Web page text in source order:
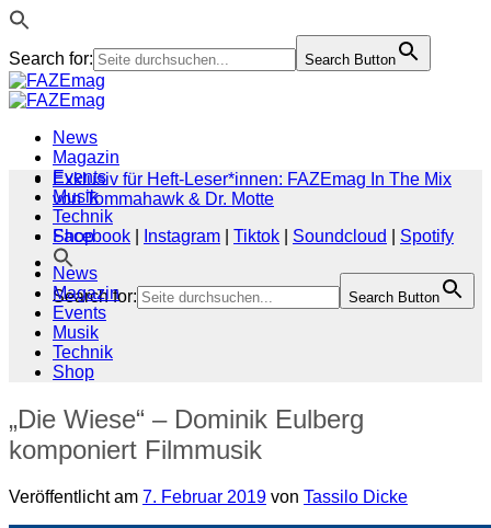
Search for: Search Button
Zum
Inhalt
News
Magazin
Events
Musik
Technik
Shop
Search for: Search Button
Exklusiv für Heft-Leser*innen: FAZEmag In The Mix
von Tommahawk & Dr. Motte
Facebook
Instagram Tiktok Soundcloud
Spotify
News
Magazin
Events
Musik
Technik
Shop
„Die Wiese“ – Dominik Eulberg
komponiert Filmmusik
Veröffentlicht am 7. Februar 2019 von Tassilo Dicke